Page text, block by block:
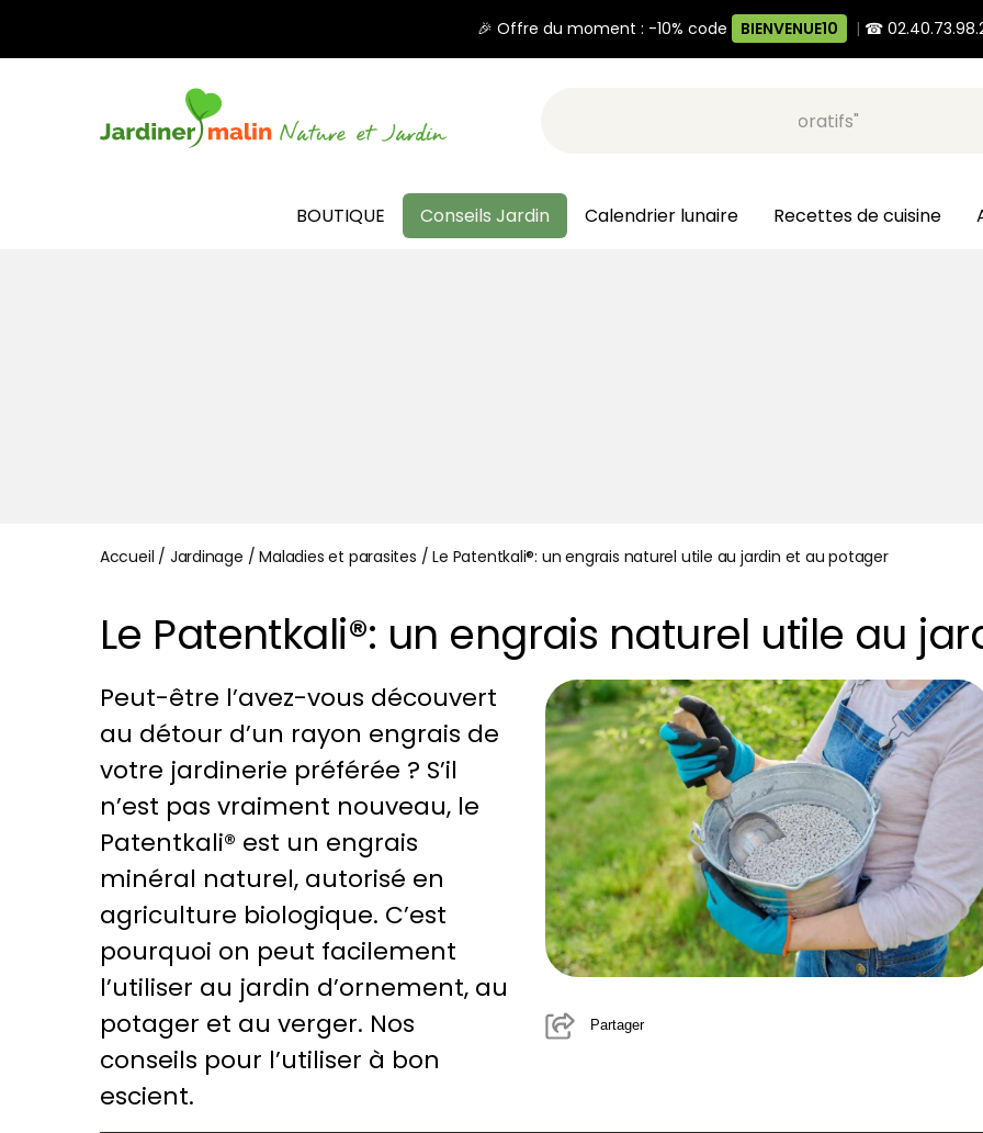
🎉 Offre du moment : -10% code BIENVENUE10 | ☎
Recherche, ex: "pots décoratifs"
BOUTIQUE Conseils Jardin Calendrier lunaire Recettes de cuisine
Accueil / Jardinage /Maladies et parasites /Le Patentkali®: un engrais naturel utile au jardin et au potager
Le Patentkali®: un engrais naturel utile au
Partager
Peut-être l’avez-vous découvert
au détour d’un rayon engrais de
votre jardinerie préférée ? S’il
n’est pas vraiment nouveau, le
Patentkali® est un engrais
minéral naturel, autorisé en
agriculture biologique. C’est
pourquoi on peut facilement
l’utiliser au jardin d’ornement, au
potager et au verger. Nos
conseils pour l’utiliser à bon
escient.